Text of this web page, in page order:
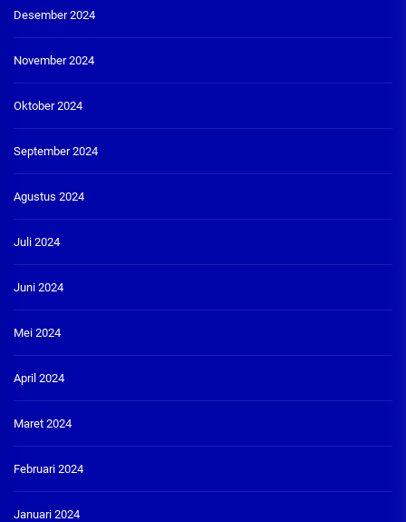
Desember 2024
November 2024
Oktober 2024
September 2024
Agustus 2024
Juli 2024
Juni 2024
Mei 2024
April 2024
Maret 2024
Februari 2024
Januari 2024